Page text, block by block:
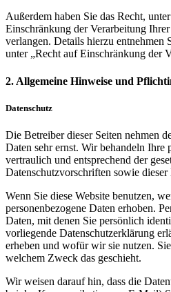
Außerdem haben Sie das Recht,
Einschränkung der Verarbeitung
verlangen. Details hierzu entnehmen
unter „Recht auf Einschränkung der
2. Allgemeine Hinweise und
Datenschutz
Die Betreiber dieser Seiten nehmen
Daten sehr ernst. Wir behandeln Ihre
vertraulich und entsprechend der
Datenschutzvorschriften sowie
Wenn Sie diese Website benutzen,
personenbezogene Daten erhoben.
Daten, mit denen Sie persönlich
vorliegende Datenschutzerklärung
erheben und wofür wir sie nutzen.
welchem Zweck das geschieht.
Wir weisen darauf hin, dass die